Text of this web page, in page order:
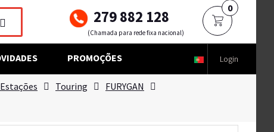
PROMOÇÕES Login
279 882 128
(Chamada para rede fixa nacional)
0
Touring
FURYGAN